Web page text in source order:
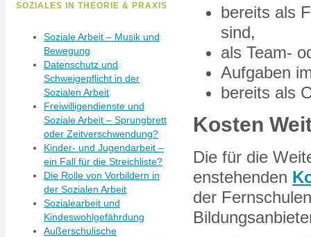
bereits als
sind,
als Team-
Aufgaben
bereits als
Kosten
Die für die
enstehenden
der
SOZIALES IN THEORIE & PRAXIS
Soziale Arbeit – Musik und
Bewegung
Datenschutz und
Schweigepflicht in der
Sozialen Arbeit
Freiwilligendienste und
Soziale Arbeit – Sprungbrett
oder Zeitverschwendung?
Kinder- und Jugendarbeit –
ein Fall für die Streichliste?
Die Rolle von Vorbildern in
der Sozialen Arbeit
Sozialearbeit und
Kindeswohlgefährdung
Außerschulische